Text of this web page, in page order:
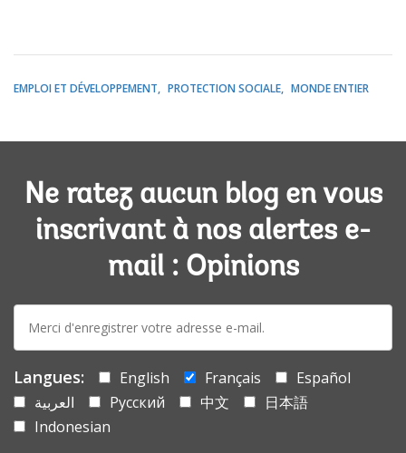
EMPLOI ET DÉVELOPPEMENT PROTECTION SOCIALE MONDE ENTIER
Ne ratez aucun blog en vous
inscrivant à nos alertes e-
mail : Opinions
mail:
Langues: English Français
Español
العربية
Русский 中文
日本語
Indonesian